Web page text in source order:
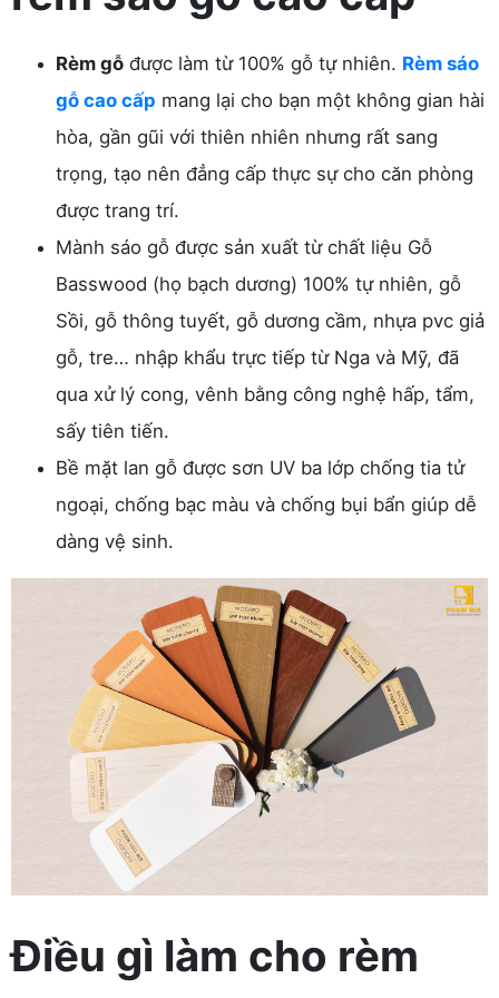
Rèm gỗ được làm từ 100% gỗ tự nhiên. Rèm sáo
gỗ cao cấp mang lại cho bạn một không gian hài
hòa, gần gũi với thiên nhiên nhưng rất sang
trọng, tạo nên đẳng cấp thực sự cho căn phòng
được trang trí.
Mành sáo gỗ được sản xuất từ chất liệu Gỗ
Basswood (họ bạch dương) 100% tự nhiên, gỗ
Sồi, gỗ thông tuyết, gỗ dương cầm, nhựa pvc giả
gỗ, tre… nhập khẩu trực tiếp từ Nga và Mỹ, đã
qua xử lý cong, vênh bằng công nghệ hấp, tẩm,
sấy tiên tiến.
Bề mặt lan gỗ được sơn UV ba lớp chống tia tử
ngoại, chống bạc màu và chống bụi bẩn giúp dễ
dàng vệ sinh.
Điều gì làm cho rèm